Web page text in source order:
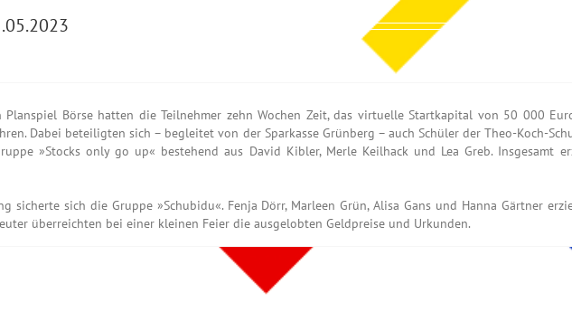
Planspiel Börse hatten die Teilnehmer zehn Wochen Zeit, das virtuelle Startkapital von 50 000
Dabei beteiligten sich – begleitet von der Sparkasse Grünberg – auch Schüler der Theo-Koch-
»Stocks only go up« bestehend aus David Kibler, Merle Keilhack und Lea Greb. Insgesamt
sicherte sich die Gruppe »Schubidu«. Fenja Dörr, Marleen Grün, Alisa Gans und Hanna Gärtner
überreichten bei einer kleinen Feier die ausgelobten Geldpreise und Urkunden.